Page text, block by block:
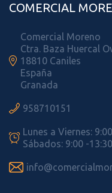
COMERCIAL

Comercial Moreno
Ctra. Baza Huercal
18810 Caniles
España
Granada
 958710151

Lunes a Viernes:
Sábados: 9:00 -13:30
